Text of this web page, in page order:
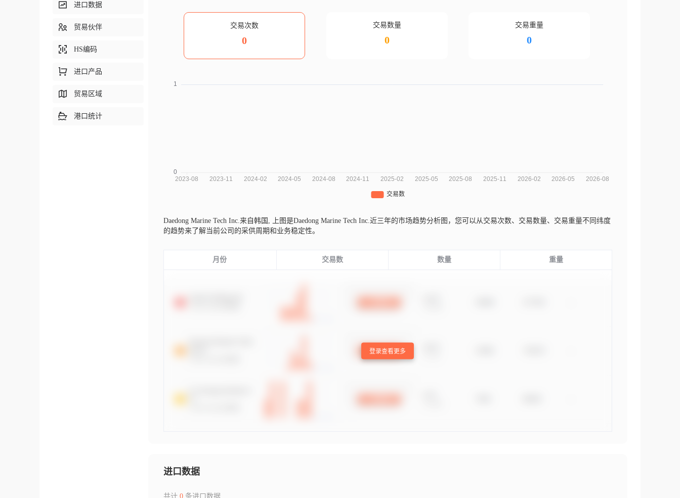
交易次数
0
交易数量
0
交易重量
0
Daedong Marine Tech Inc.来自韩国,
上图是Daedong Marine Tech Inc.近三年的市场趋势分析图，您可以从交易次数、交易数量、交易重量不同纬度
的趋势来了解当前公司的采供周期和业务稳定性。
月份 交易数 数量 重量
登录查看更多
进口数据
共计 0条进口数据
进口数据
贸易伙伴
HS编码
进口产品
贸易区域
港口统计